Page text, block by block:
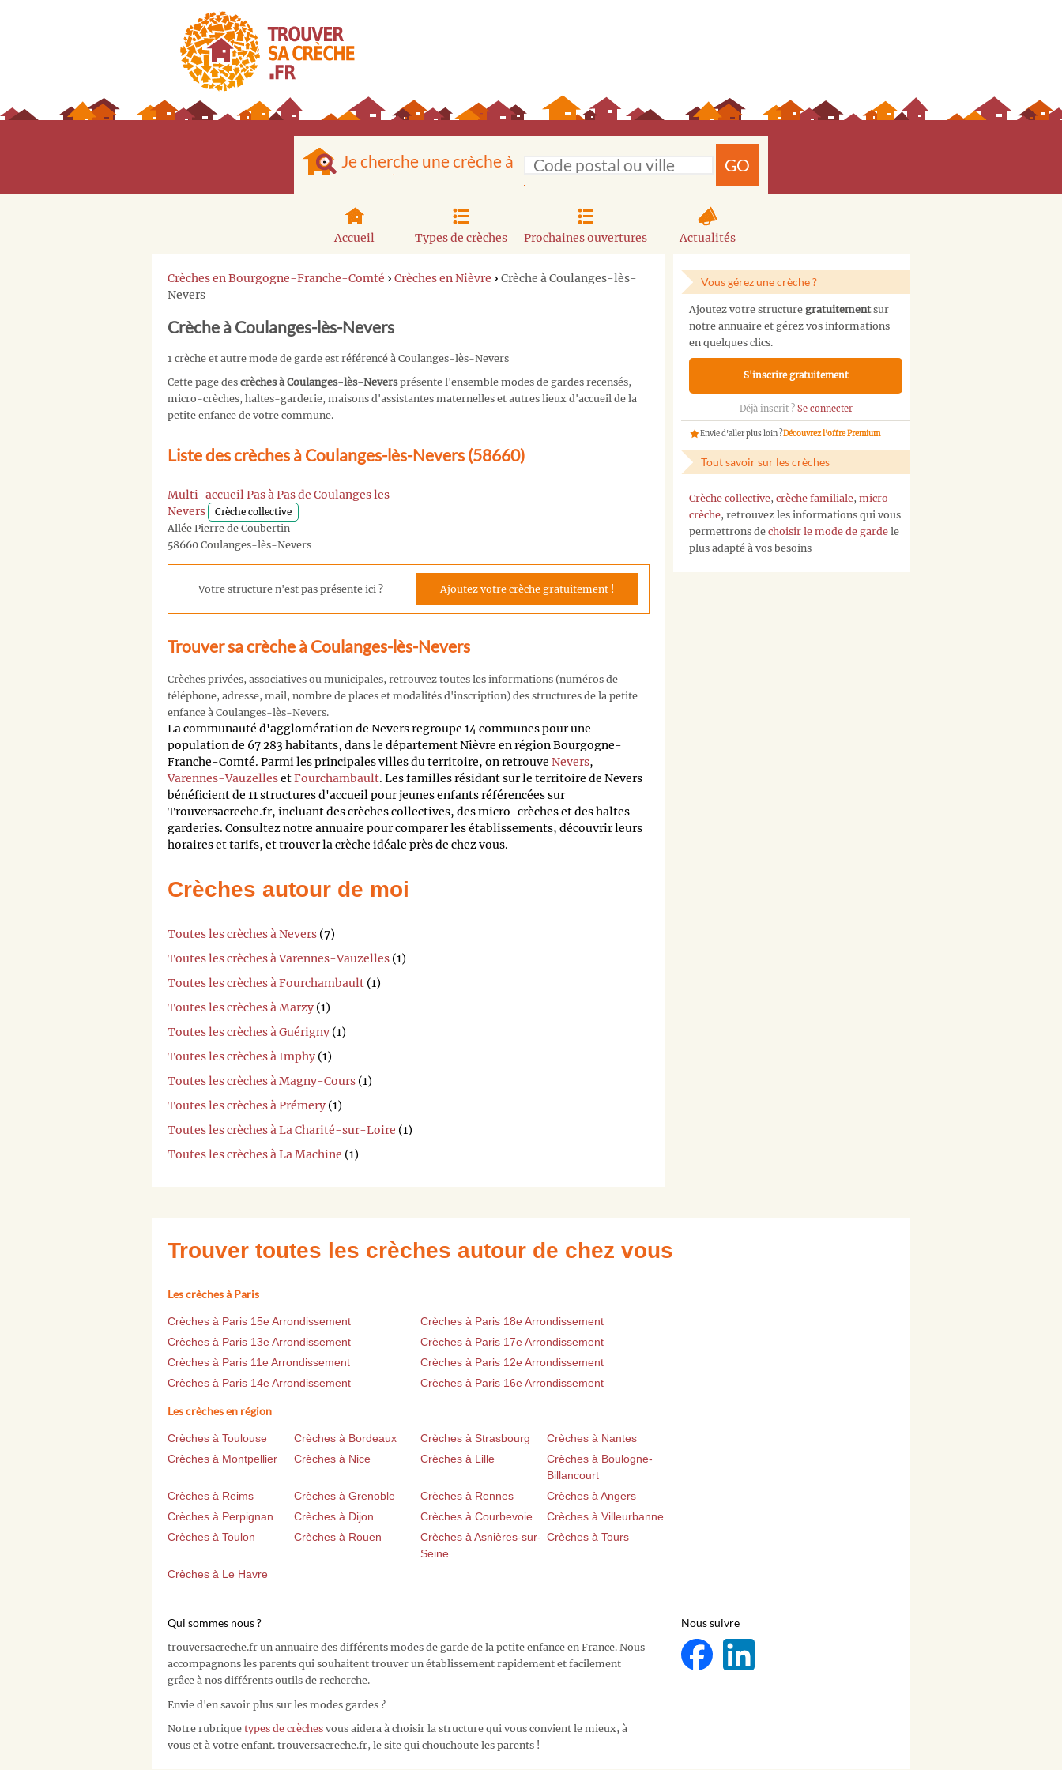
Je cherche une crèche à GO
Accueil Types de crèches Prochaines ouvertures Actualités
Crèches en Bourgogne-Franche-Comté › Crèches en Nièvre › Crèche à Coulanges-lès-
Nevers
Crèche à Coulanges-lès-Nevers
1 crèche et autre mode de garde est référencé à Coulanges-lès-Nevers
Cette page des crèches à Coulanges-lès-Neversprésente l'ensemble modes de gardes recensés,
micro-crèches, haltes-garderie, maisons d'assistantes maternelles et autres lieux d'accueil de la
petite enfance de votre commune.
Liste des crèches à Coulanges-lès-Nevers (58660)
Multi-accueil Pas à Pas de Coulanges les
Nevers
Crèche collective
Allée Pierre de Coubertin
58660 Coulanges-lès-Nevers
Votre structure n'est pas présente ici ? Ajoutez votre crèche gratuitement !
Trouver sa crèche à Coulanges-lès-Nevers
Crèches privées, associatives ou municipales, retrouvez toutes les informations (numéros de
téléphone, adresse, mail, nombre de places et modalités d'inscription) des structures de la petite
enfance à Coulanges-lès-Nevers.
La communauté d'agglomération de Nevers regroupe 14 communes pour une
population de 67 283 habitants, dans le département Nièvre en région Bourgogne-
Franche-Comté. Parmi les principales villes du territoire, on retrouve Nevers,
Varennes-VauzellesetFourchambault. Les familles résidant sur le territoire de Nevers
bénéficient de 11 structures d'accueil pour jeunes enfants référencées sur
Trouversacreche.fr, incluant des crèches collectives, des micro-crèches et des haltes-
garderies. Consultez notre annuaire pour comparer les établissements, découvrir leurs
horaires et tarifs, et trouver la crèche idéale près de chez vous.
Crèches autour de moi
Toutes les crèches à Nevers (7)
Toutes les crèches à Varennes-Vauzelles (1)
Toutes les crèches à Fourchambault (1)
Toutes les crèches à Marzy (1)
Toutes les crèches à Guérigny (1)
Toutes les crèches à Imphy (1)
Toutes les crèches à Magny-Cours (1)
Toutes les crèches à Prémery (1)
Toutes les crèches à La Charité-sur-Loire (1)
Toutes les crèches à La Machine (1)
Vous gérez une crèche ?
Ajoutez votre structure gratuitementsur
notre annuaire et gérez vos informations
en quelques clics.
S'inscrire gratuitement
Déjà inscrit ? Se connecter
Envie d'aller plus loin ?Découvrez l'offre Premium
Tout savoir sur les crèches
Crèche collective, crèche familiale, micro-
crèche, retrouvez les informations qui vous
permettrons de choisir le mode de garde le
plus adapté à vos besoins
Trouver toutes les crèches autour de chez vous
Les crèches à Paris
Crèches à Paris 15e Arrondissement
Crèches à Paris 18e Arrondissement
Crèches à Paris 13e Arrondissement
Crèches à Paris 17e Arrondissement
Crèches à Paris 11e Arrondissement
Crèches à Paris 12e Arrondissement
Crèches à Paris 14e Arrondissement
Crèches à Paris 16e Arrondissement
Les crèches en région
Crèches à Toulouse Crèches à Bordeaux Crèches à Strasbourg
Crèches à Nantes
Crèches à Montpellier
Crèches à Nice Crèches à Lille
Crèches à Boulogne-
Billancourt
Crèches à Reims
Crèches à Grenoble Crèches à Rennes
Crèches à Angers
Crèches à Perpignan
Crèches à Dijon Crèches à Courbevoie
Crèches à Villeurbanne
Crèches à Toulon
Crèches à Rouen
Crèches à Asnières-sur-
Seine
Crèches à Tours
Crèches à Le Havre
Qui sommes nous ?
trouversacreche.fr un annuaire des différents modes de garde de la petite enfance en France. Nous
accompagnons les parents qui souhaitent trouver un établissement rapidement et facilement
grâce à nos différents outils de recherche.
Envie d'en savoir plus sur les modes gardes ?
Notre rubrique types de crèches vous aidera à choisir la structure qui vous convient le mieux, à
vous et à votre enfant. trouversacreche.fr, le site qui chouchoute les parents !
Nous suivre